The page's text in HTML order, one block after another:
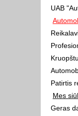
UAB
Patirtis
Mes
Geras